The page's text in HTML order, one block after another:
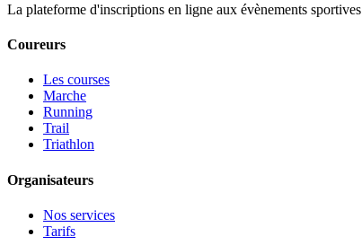
La plateforme d'inscriptions en ligne aux évènements sportives
Coureurs
Les courses
Marche
Running
Trail
Triathlon
Organisateurs
Nos services
Tarifs